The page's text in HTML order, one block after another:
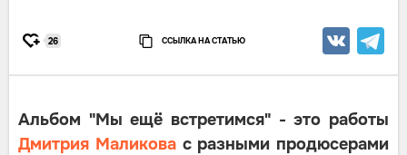
26 ССЫЛКА НА СТАТЬЮ
Альбом "Мы ещё встретимся" - это работы
Дмитрия Маликовас разными продюсерами